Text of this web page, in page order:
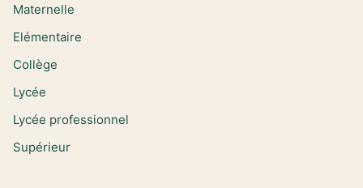
Maternelle
Elémentaire
Collège
Lycée
Lycée professionnel
Supérieur